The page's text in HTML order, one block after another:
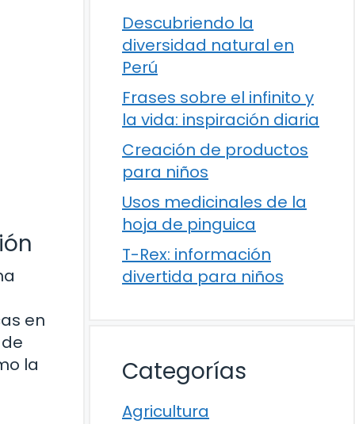
en
la
Descubriendo la
diversidad natural en
Perú
Frases sobre el infinito y
la vida: inspiración diaria
Creación de productos
para niños
Usos medicinales de la
hoja de pinguica
T-Rex: información
divertida para niños
Categorías
Agricultura